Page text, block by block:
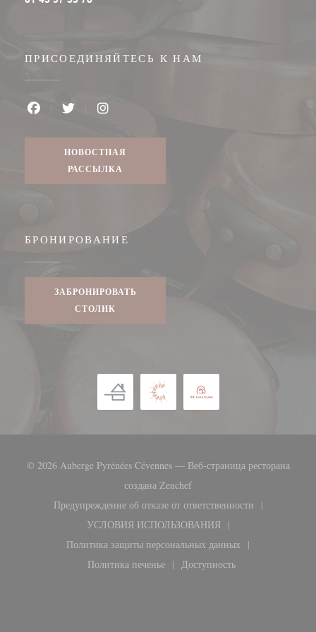
ПРИСОЕДИНЯЙТЕСЬ К НАМ
НОВОСТНАЯ
РАССЫЛКА
БРОНИРОВАНИЕ
ЗАБРОНИРОВАТЬ
СТОЛИК
© 2026 Auberge Pyrénées Cévennes — Веб-страница ресторана
создана Zenchef((открывается в новом окне))
Предупреждение об отказе от ответственности
((открывается в новом окне))
УСЛОВИЯ ИСПОЛЬЗОВАНИЯ
((открывается в новом окне))
Политика защиты персональных данных
((открывается в новом окне))
Политика печенье
((открывается в новом окне))
Доступность